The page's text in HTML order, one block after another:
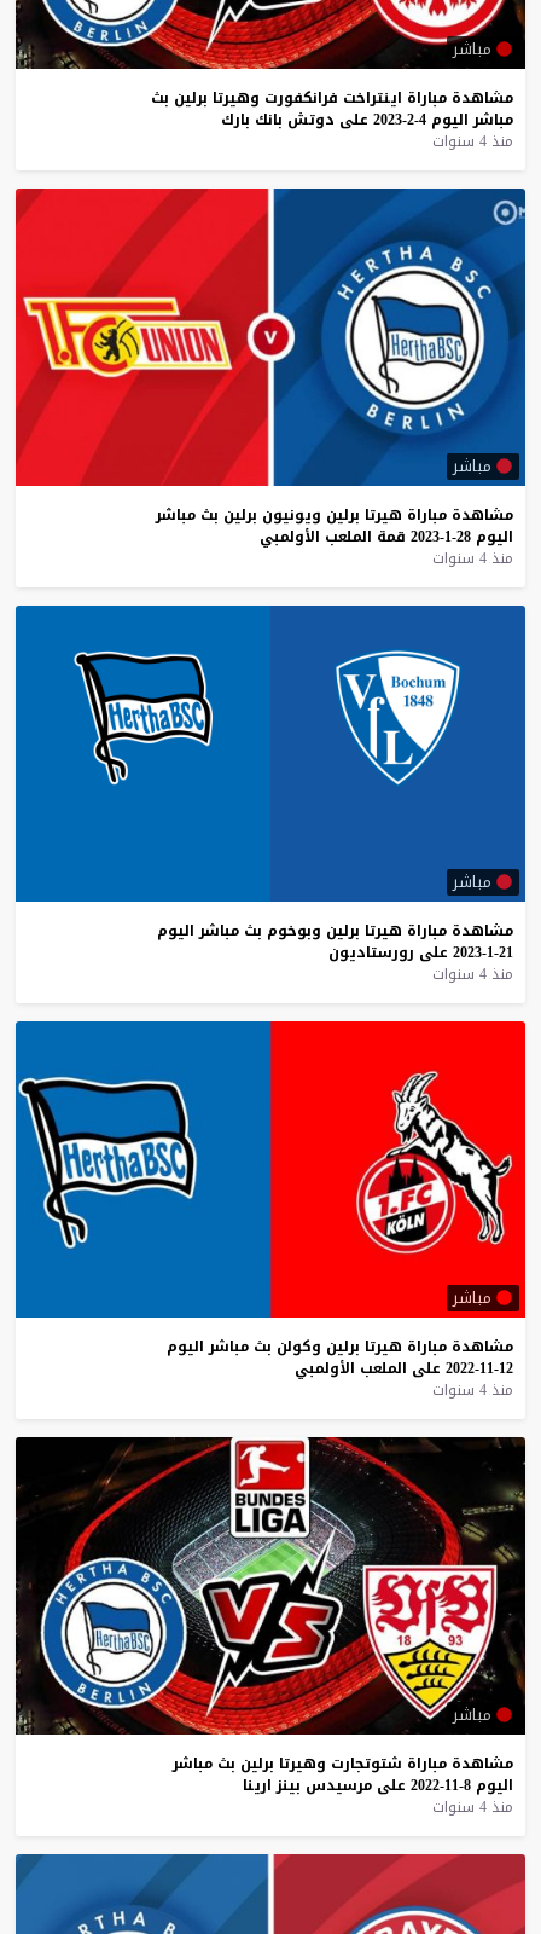
مباشر
مشاهدة مباراة اينتراخت فرانكفورت وهيرتا برلين بث
مباشر اليوم 4-2-2023 على دوتش بانك بارك
منذ 4 سنوات
مباشر
مشاهدة مباراة هيرتا برلين ويونيون برلين بث مباشر
اليوم 28-1-2023 قمة الملعب الأولمبي
منذ 4 سنوات
مباشر
مشاهدة مباراة هيرتا برلين وبوخوم بث مباشر اليوم
21-1-2023
على رورستاديون
منذ 4 سنوات
مباشر
مشاهدة مباراة هيرتا برلين وكولن بث مباشر اليوم
12-11-2022
على الملعب الأولمبي
منذ 4 سنوات
مباشر
مشاهدة مباراة شتوتجارت وهيرتا برلين بث مباشر
اليوم 8-11-2022 على مرسيدس بينز ارينا
منذ 4 سنوات